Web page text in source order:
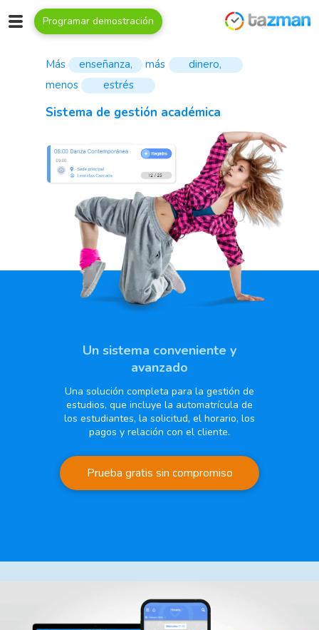
Programar demostración
Más enseñanza, más dinero,
menos
estrés
Sistema de gestión académica
Un sistema conveniente y
avanzado
Una solución completa para la gestión de
estudios, que incluye la automatrícula de
los estudiantes, la solicitud, el horario, los
pagos y relación con el cliente.
Prueba gratis sin compromiso